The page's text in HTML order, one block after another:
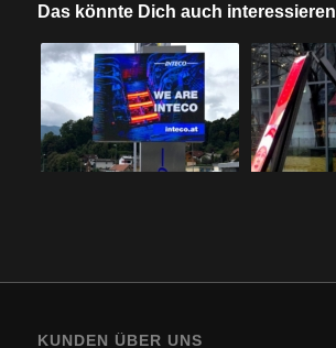
Das könnte Dich auch interessieren
KUNDEN ÜBER UNS